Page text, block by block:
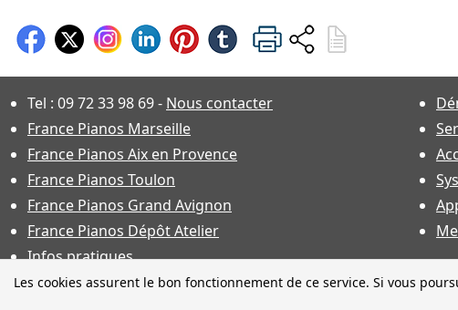
Les cookies assurent le bon fonctionnement de ce service. Si vous
Tel : 09 72 33 98 69- Nous contacter
France Pianos Marseille
France Pianos Aix en Provence
France Pianos Toulon
France Pianos Grand Avignon
France Pianos Dépôt Atelier
Infos pratiques
Photos non contractuelles.